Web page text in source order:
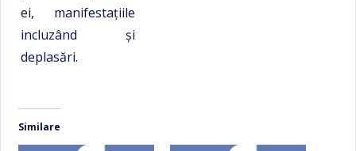
ei, manifestaţiile
incluzând şi
deplasări.
Similare